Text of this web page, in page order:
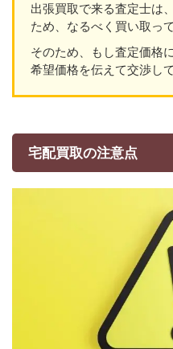
出張買取で来る査定士は
ため、なるべく買い取っ
そのため、もし査定価格
希望価格を伝えて交渉し
宅配買取の注意点